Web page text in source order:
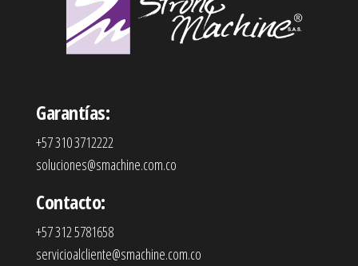
Garantías:
+57 310 3712222
soluciones@smachine.com.co
Contacto:
+57 312 5781658
servicioalcliente@smachine.com.co